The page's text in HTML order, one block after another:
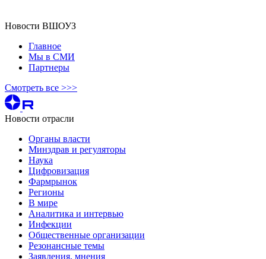
Новости ВШОУЗ
Главное
Мы в СМИ
Партнеры
Смотреть все >>>
Новости отрасли
Органы власти
Минздрав и регуляторы
Наука
Цифровизация
Фармрынок
Регионы
В мире
Аналитика и интервью
Инфекции
Общественные организации
Резонансные темы
Заявления, мнения